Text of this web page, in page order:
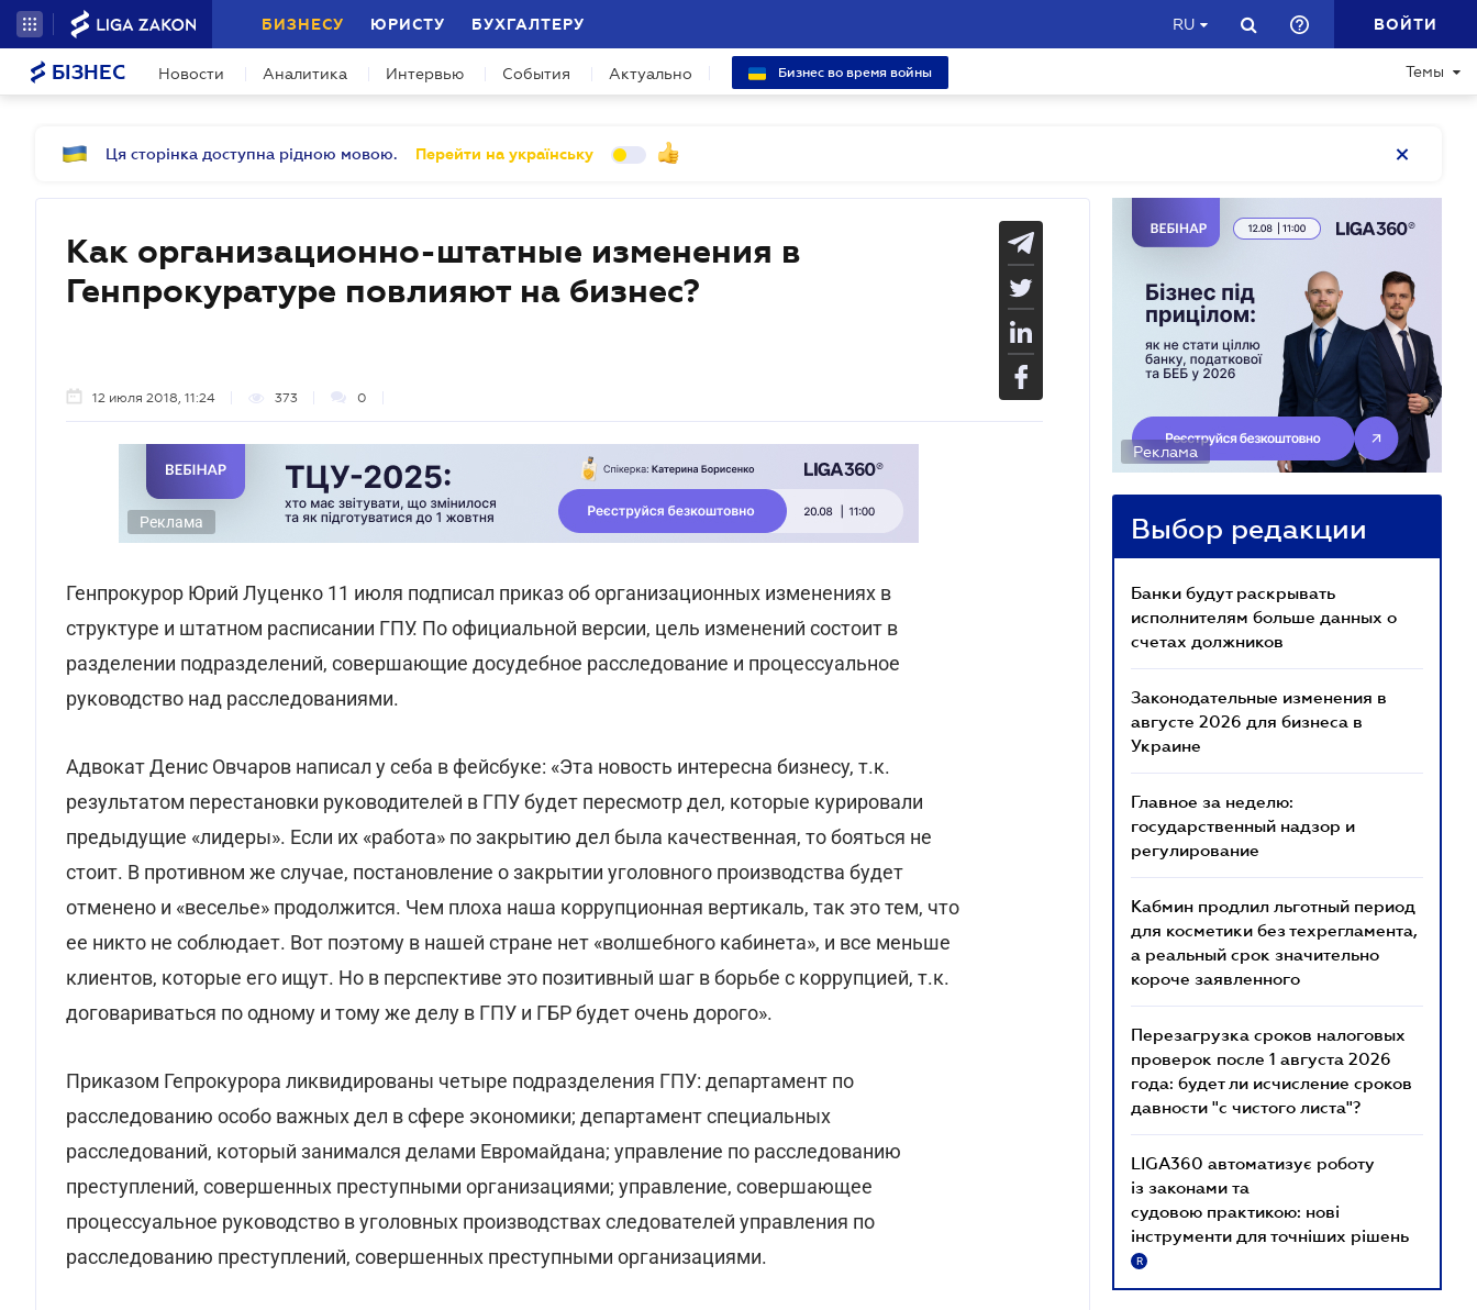
БИЗНЕСУ ЮРИСТУ БУХГАЛТЕРУ RU ВОЙТИ
БІЗНЕС Новости Аналитика Интервью События Актуально Бизнес во время войны Темы
Ця сторінка доступна рідною мовою. Перейти на українську
Как организационно-штатные изменения в
Генпрокуратуре повлияют на бизнес?
12 июля 2018, 11:24 373 0
Реклама
Генпрокурор Юрий Луценко 11 июля подписал приказ об организационных изменениях в
структуре и штатном расписании ГПУ. По официальной версии, цель изменений состоит в
разделении подразделений, совершающие досудебное расследование и процессуальное
руководство над расследованиями.
Адвокат Денис Овчаров написал у себа в фейсбуке: «Эта новость интересна бизнесу, т.к.
результатом перестановки руководителей в ГПУ будет пересмотр дел, которые курировали
предыдущие «лидеры». Если их «работа» по закрытию дел была качественная, то бояться не
стоит. В противном же случае, постановление о закрытии уголовного производства будет
отменено и «веселье» продолжится. Чем плоха наша коррупционная вертикаль, так это тем, что
ее никто не соблюдает. Вот поэтому в нашей стране нет «волшебного кабинета», и все меньше
клиентов, которые его ищут. Но в перспективе это позитивный шаг в борьбе с коррупцией, т.к.
договариваться по одному и тому же делу в ГПУ и ГБР будет очень дорого».
Приказом Гепрокурора ликвидированы четыре подразделения ГПУ: департамент по
расследованию особо важных дел в сфере экономики; департамент специальных
расследований, который занимался делами Евромайдана; управление по расследованию
преступлений, совершенных преступными организациями; управление, совершающее
процессуальное руководство в уголовных производствах следователей управления по
расследованию преступлений, совершенных преступными организациями.
Реклама
Выбор редакции
Банки будут раскрывать
исполнителям больше данных о
счетах должников
Законодательные изменения в
августе 2026 для бизнеса в
Украине
Главное за неделю:
государственный надзор и
регулирование
Кабмин продлил льготный период
для косметики без техрегламента,
а реальный срок значительно
короче заявленного
Перезагрузка сроков налоговых
проверок после 1 августа 2026
года: будет ли исчисление сроков
давности "с чистого листа"?
LIGA360 автоматизує роботу
із законами та
судовою практикою: нові
інструменти для точніших рішень
R